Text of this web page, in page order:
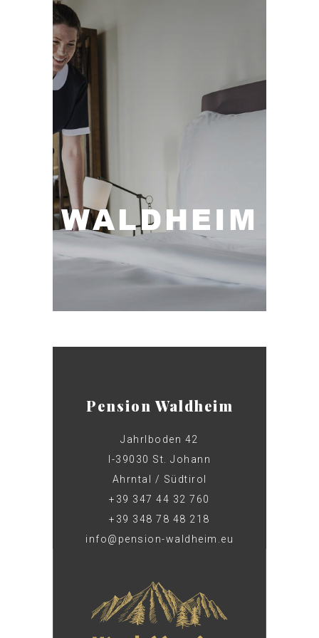
WALDHEIM
Pension Waldheim
Jahrlboden 42
I-39030 St. Johann
Ahrntal / Südtirol
+39 347 44 32 760
+39 348 78 48 218
info@pension-waldheim.eu